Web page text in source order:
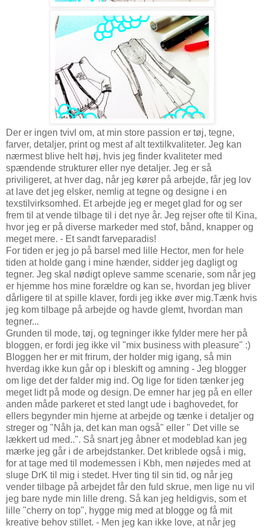
Der er ingen tvivl om, at min store passion er tøj, tegne,
farver, detaljer, print og mest af alt textilkvaliteter. Jeg kan
nærmest blive helt høj, hvis jeg finder kvaliteter med
spændende strukturer eller nye detaljer. Jeg er så
priviligeret, at hver dag, når jeg kører på arbejde, får jeg lov
at lave det jeg elsker, nemlig at tegne og designe i en
texstilvirksomhed. Et arbejde jeg er meget glad for og ser
frem til at vende tilbage til i det nye år. Jeg rejser ofte til Kina,
hvor jeg er på diverse markeder med stof, bånd, knapper og
meget mere. - Et sandt farveparadis!
For tiden er jeg jo på barsel med lille Hector, men for hele
tiden at holde gang i mine hænder, sidder jeg dagligt og
tegner. Jeg skal nødigt opleve samme scenarie, som når jeg
er hjemme hos mine forældre og kan se, hvordan jeg bliver
dårligere til at spille klaver, fordi jeg ikke øver mig.Tænk hvis
jeg kom tilbage på arbejde og havde glemt, hvordan man
tegner...
Grunden til mode, tøj, og tegninger ikke fylder mere her på
bloggen, er fordi jeg ikke vil "mix business with pleasure" :)
Bloggen her er mit frirum, der holder mig igang, så min
hverdag ikke kun går op i bleskift og amning - Jeg blogger
om lige det der falder mig ind. Og lige for tiden tænker jeg
meget lidt på mode og design. De emner har jeg på en eller
anden måde parkeret et sted langt ude i baghovedet, for
ellers begynder min hjerne at arbejde og tænke i detaljer og
streger og "Nåh ja, det kan man også" eller " Det ville se
lækkert ud med..". Så snart jeg åbner et modeblad kan jeg
mærke jeg går i de arbejdstanker. Det kriblede også i mig,
for at tage med til modemessen i Kbh, men nøjedes med at
sluge DrK til mig i stedet. Hver ting til sin tid, og når jeg
vender tilbage på arbejdet får den fuld skrue, men lige nu vil
jeg bare nyde min lille dreng. Så kan jeg heldigvis, som et
lille "cherry on top", hygge mig med at blogge og få mit
kreative behov stillet. - Men jeg kan ikke love, at når jeg